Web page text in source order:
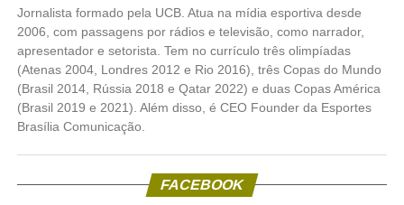
Jornalista formado pela UCB. Atua na mídia esportiva desde
2006, com passagens por rádios e televisão, como narrador,
apresentador e setorista. Tem no currículo três olimpíadas
(Atenas 2004, Londres 2012 e Rio 2016), três Copas do Mundo
(Brasil 2014, Rússia 2018 e Qatar 2022) e duas Copas América
(Brasil 2019 e 2021). Além disso, é CEO Founder da Esportes
Brasília Comunicação.
FACEBOOK